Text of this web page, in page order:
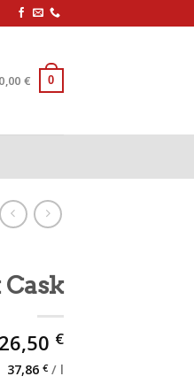
0,00 € 0
26,50 €
37,86 € / l